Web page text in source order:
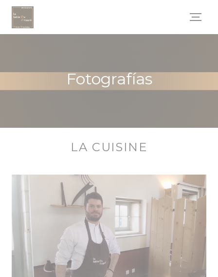
Personalización de sus opciones de cookies
Fotografías
LA CUISINE